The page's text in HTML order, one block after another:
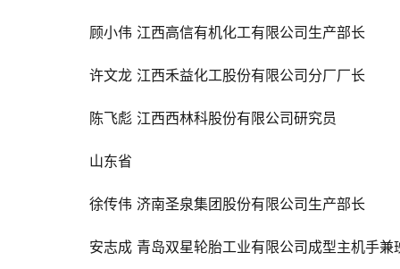
顾小伟 江西高信有机化工有限公司生产部长
许文龙 江西禾益化工股份有限公司分厂厂长
陈飞彪 江西西林科股份有限公司研究员
山东省
徐传伟 济南圣泉集团股份有限公司生产部长
安志成 青岛双星轮胎工业有限公司成型主机手兼